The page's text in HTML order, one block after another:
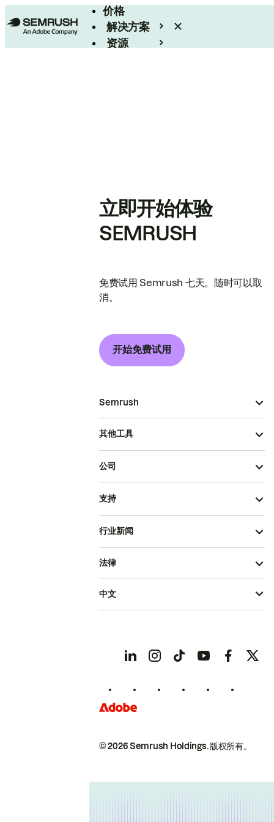
价格
解决方案
资源
立即开始体验
SEMRUSH
免费试用 Semrush 七天。随时可以取
消。
开始免费试用
Semrush
其他工具
公司
支持
行业新闻
© 2026 Semrush Holdings.版权所有。
法律
中文